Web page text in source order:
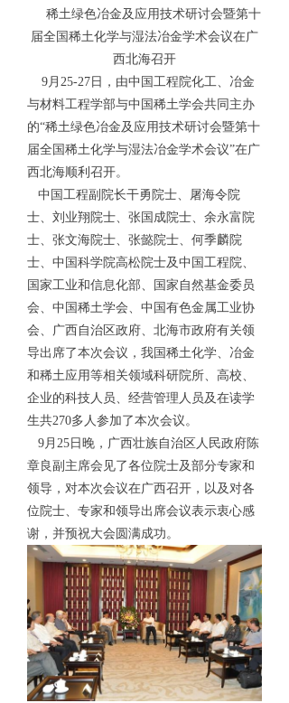
稀土绿色冶金及应用技术研讨会暨第十
届全国稀土化学与湿法冶金学术会议在广
西北海召开
9月25-27日，由中国工程院化工、冶金
与材料工程学部与中国稀土学会共同主办
的“稀土绿色冶金及应用技术研讨会暨第十
届全国稀土化学与湿法冶金学术会议”在广
西北海顺利召开。
中国工程副院长干勇院士、屠海令院
士、刘业翔院士、张国成院士、余永富院
士、张文海院士、张懿院士、何季麟院
士、中国科学院高松院士及中国工程院、
国家工业和信息化部、国家自然基金委员
会、中国稀土学会、中国有色金属工业协
会、广西自治区政府、北海市政府有关领
导出席了本次会议，我国稀土化学、冶金
和稀土应用等相关领域科研院所、高校、
企业的科技人员、经营管理人员及在读学
生共270多人参加了本次会议。
9月25日晚，广西壮族自治区人民政府陈
章良副主席会见了各位院士及部分专家和
领导，对本次会议在广西召开，以及对各
位院士、专家和领导出席会议表示衷心感
谢，并预祝大会圆满成功。